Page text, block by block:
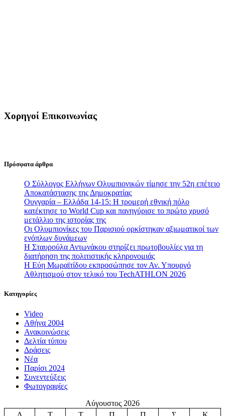
Χορηγοί Επικοινωνίας
Πρόσφατα άρθρα
Ο Σύλλογος Ελλήνων Ολυμπιονικών τίμησε την 52η επέτειο
Αποκατάστασης της Δημοκρατίας
Ουγγαρία – Ελλάδα 14-15: Η τρομερή εθνική πόλο
κατέκτησε το World Cup και πανηγύρισε το πρώτο χρυσό
μετάλλιο της ιστορίας της
Οι Ολυμπιονίκες του Παρισιού ορκίστηκαν αξιωματικοί των
ενόπλων δυνάμεων
Η Σταυρούλα Αντωνάκου στηρίζει πρωτοβουλίες για τη
διατήρηση της πολιτιστικής κληρονομιάς
Η Εύη Μωραϊτίδου εκπροσώπησε τον Αν. Υπουργό
Αθλητισμού στον τελικό του TechATHLON 2026
Κατηγορίες
Video
Αθήνα 2004
Ανακοινώσεις
Δελτία τύπου
Δράσεις
Νέα
Παρίσι 2024
Συνεντεύξεις
Φωτογραφίες
Αύγουστος 2026